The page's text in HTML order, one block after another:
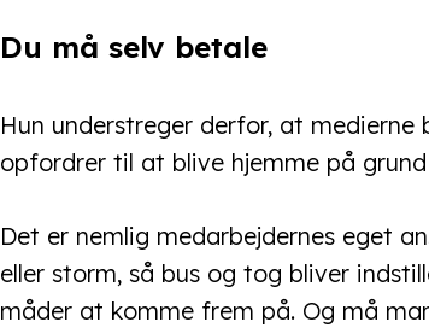
Du må selv betale
Hun understreger derfor, at
opfordrer til at blive hjemme på
Det er nemlig medarbejdernes eget
eller storm, så bus og tog bliver
måder at komme frem på. Og må